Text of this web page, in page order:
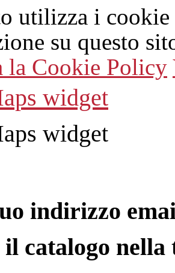
utilizza i
su questo
la Cookie Policy
widget
widget
indirizzo
catalogo nella